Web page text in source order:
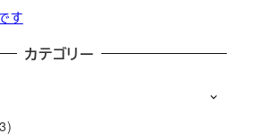
す
カテゴリー